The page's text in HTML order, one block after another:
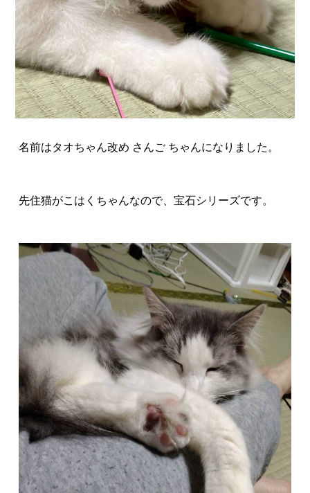
名前はタオちゃん改め さんご ちゃんになりました。
先住猫がこはくちゃんなので、宝石シリーズです。